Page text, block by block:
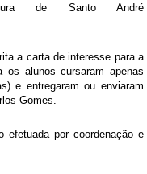
de Santo André
a carta de interesse para a
os alunos cursaram apenas
e entregaram ou enviaram
Gomes.
efetuada por coordenação e